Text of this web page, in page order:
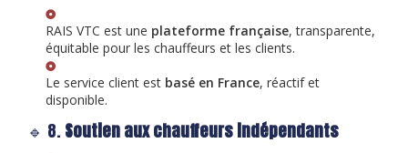
RAIS VTC est une plateforme française, transparente,
équitable pour les chauffeurs et les clients.
Le service client est basé en France, réactif et
disponible.
🔹 8.Soutien aux chauffeurs indépendants